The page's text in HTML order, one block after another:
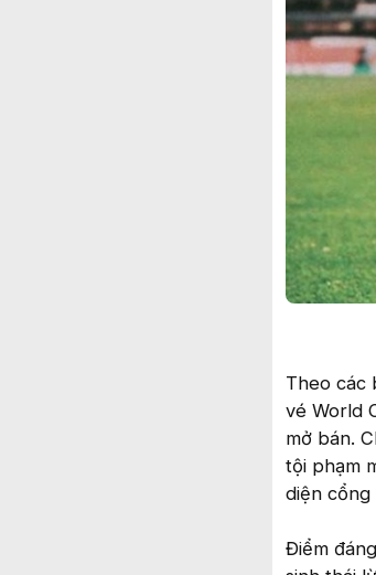
Theo các
vé World
mở bán.
tội phạm
diện cổng
Điểm